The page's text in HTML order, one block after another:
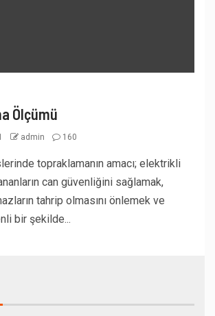
Ölçümü
admin 160
topraklamanın amacı; elektrikli
can güvenliğini sağlamak,
tahrip olmasını önlemek ve
bir şekilde...